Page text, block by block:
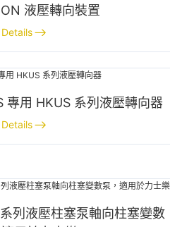
液壓轉向裝置
專用 HKUS 系列液壓轉向器
列液壓柱塞泵軸向柱塞變數